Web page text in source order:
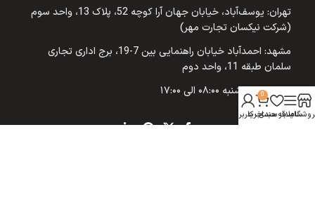
تهران: یوسف‌آباد، خیابان جهان آرا کوچه 52، پلاک 13، واحد سوم
(شرکت نیکسان تجارت مهر)
مشهد: احمدآباد خیابان راهنمایی بین 7-19، برج اداری تجاری
سلمان طبقه 11، واحد دوم
شنبه تا پنج شنبه ۰۸:۰۰ الی ۱۷:۰۰
سایدبار
علاقه مندی
0
سبد خرید
حساب کاربری من